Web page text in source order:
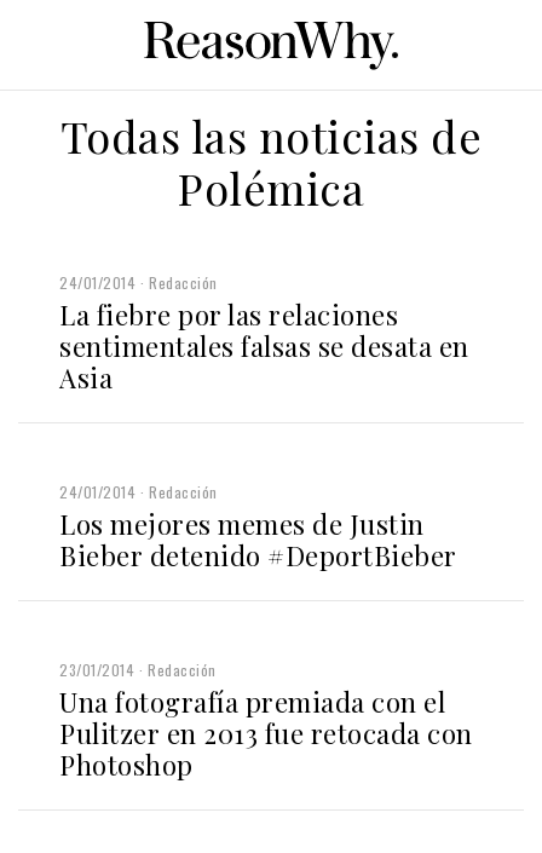
Todas las noticias de
Polémica
24/01/2014 Redacción
La fiebre por las relaciones
sentimentales falsas se desata en
Asia
24/01/2014 Redacción
Los mejores memes de Justin
Bieber detenido #DeportBieber
23/01/2014 Redacción
Una fotografía premiada con el
Pulitzer en 2013 fue retocada con
Photoshop